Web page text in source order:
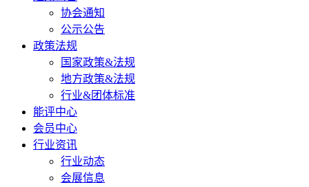
协会通知
公示公告
政策法规
国家政策&法规
地方政策&法规
行业&团体标准
能评中心
会员中心
行业资讯
行业动态
会展信息